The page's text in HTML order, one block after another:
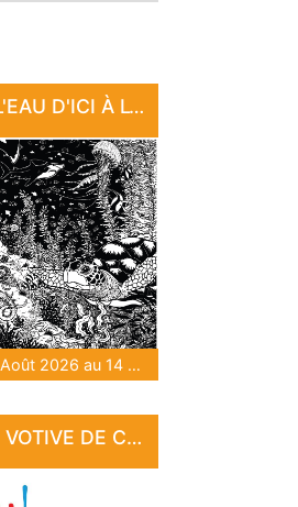
''DE L'EAU D'ICI À L'EAU DE LÀ'' : EXPOSITION "SANCTUAIRE"
du 08 Août 2026 au 14 Août 2026
FÊTE VOTIVE DE COURNOU